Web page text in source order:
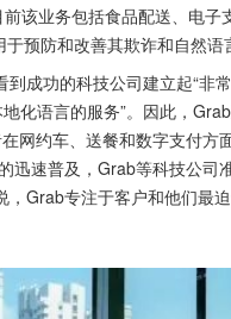
该业务包括食品配送、电
预防和改善其欺诈和自然语
成功的科技公司建立起“非
化语言的服务”。因此，
网约车、送餐和数字支付
迅速普及，Grab等科技公
Grab专注于客户和他们最